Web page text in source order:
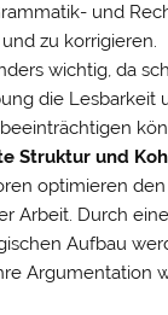
und
zu korrigieren.
wichtig, da
die Lesbarkeit
Struktur und
optimieren
Arbeit. Durch
Aufbau
Argumentation